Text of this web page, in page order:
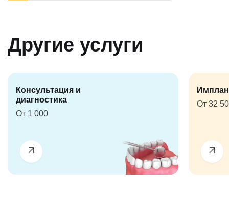
Другие услуги
Консультация и
диагностика
От 1 000
От 32